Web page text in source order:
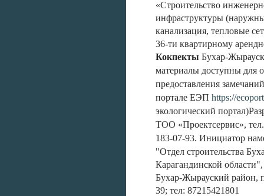
«Строительство
инфраструктуры
канализация, тепловые
36-ти квартирному
Кокпекты Бухар-
материалы доступны для
предоставления
портале ЕЭП https://
экологический портал)
ТОО «Проектсервис»,
183-07-93. Инициатор
"Отдел строительства
Карагандинской
Бухар-Жырауский район,
39; тел: 87215421801